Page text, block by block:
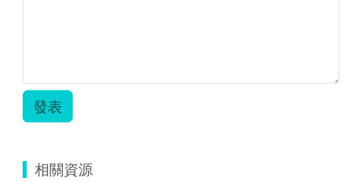
發表
相關資源